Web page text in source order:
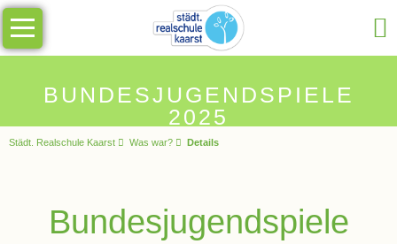
BUNDESJUGENDSPIELE
2025
Navigation
überspringen
Unsere
Schule
Schulinfos
Allgemeine
Impressionen
Städt. Realschule Kaarst Was war? Details
Bundesjugendspiele